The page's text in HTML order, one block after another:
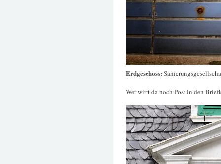
Erdgeschoss:
Wer wirft da noch Post in den